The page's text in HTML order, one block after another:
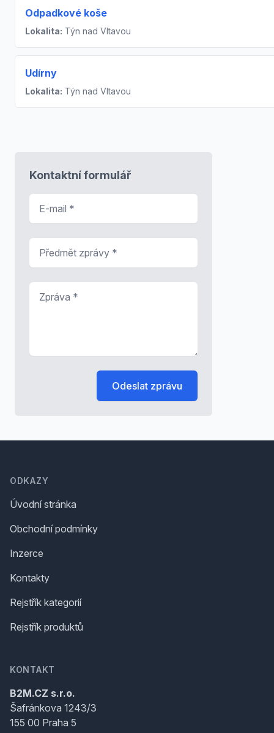
Odpadkové koše
Lokalita: Týn nad Vltavou
Udírny
Lokalita: Týn nad Vltavou
Kontaktní formulář
Odeslat zprávu
ODKAZY
Úvodní stránka
Obchodní podmínky
Inzerce
Kontakty
Rejstřík kategorií
Rejstřík produktů
KONTAKT
B2M.CZ s.r.o.
Šafránkova 1243/3
155 00 Praha 5